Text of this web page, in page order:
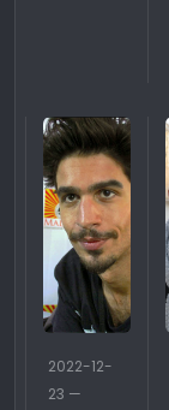
2022-12-
23 —